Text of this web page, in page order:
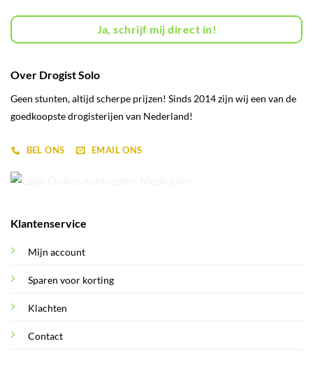
Ja, schrijf mij direct in!
Over Drogist Solo
Geen stunten, altijd scherpe prijzen! Sinds 2014 zijn wij een van de
goedkoopste drogisterijen van Nederland!
BEL ONS EMAIL ONS
Klantenservice
Mijn account
Sparen voor korting
Klachten
Contact